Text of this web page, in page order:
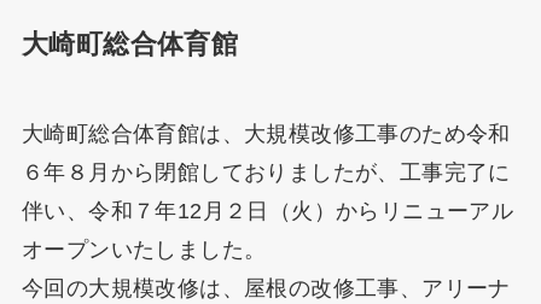
大崎町総合体育館
大崎町総合体育館は、大規模改修工事のため令和
６年８月から閉館しておりましたが、工事完了に
伴い、令和７年12月２日（火）からリニューアル
オープンいたしました。
今回の大規模改修は、屋根の改修工事、アリーナ